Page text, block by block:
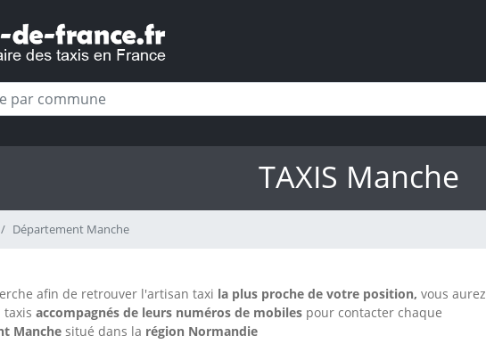
TAXIS Manche
Département Manche
afin de retrouver l'artisan taxi la plus proche de votre position, vous aurez
taxis accompagnés de leurs numéros de mobiles pour contacter chaque
Manche situé dans la région Normandie